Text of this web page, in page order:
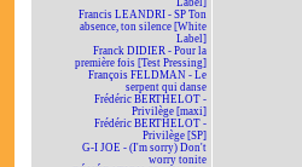
Label]
Francis LEANDRI - SP Ton
absence, ton silence [White
Label]
Franck DIDIER - Pour la
première fois [Test Pressing]
François FELDMAN - Le
serpent qui danse
Frédéric BERTHELOT -
Privilège [maxi]
Frédéric BERTHELOT -
Privilège [SP]
G-I JOE - (I'm sorry) Don't
worry tonite